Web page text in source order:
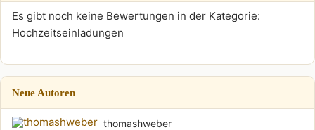
Es gibt noch keine Bewertungen in der Kategorie:
Hochzeitseinladungen
Neue Autoren
thomashweber